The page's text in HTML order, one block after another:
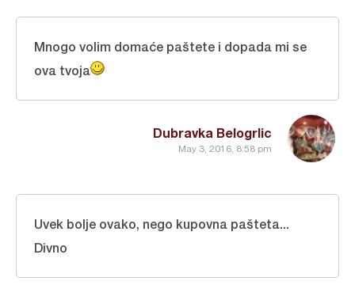
Dubravka Belogrlic
May 3, 2016, 8:58 pm
Mnogo volim domaće paštete i dopada mi se
ova tvoja
Uvek bolje ovako, nego kupovna pašteta...
Divno